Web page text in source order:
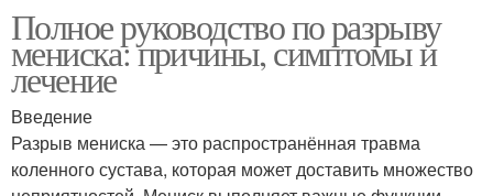
Полное руководство по разрыву
мениска: причины, симптомы и
лечение
Введение
Разрыв мениска — это распространённая травма
коленного сустава, которая может доставить множество